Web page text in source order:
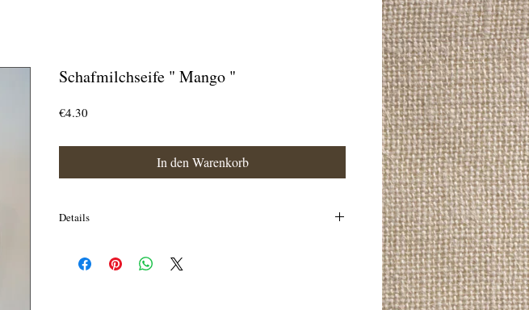
Schafmilchseife " Mango "
€4.30
In den Warenkorb
Details
Sodium Palmate,Sodium Palm